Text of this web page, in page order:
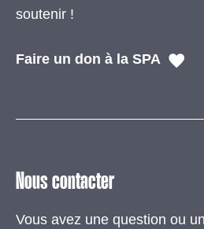
soutenir !
Faire un don à la SPA
Nous contacter
Vous avez une question ou